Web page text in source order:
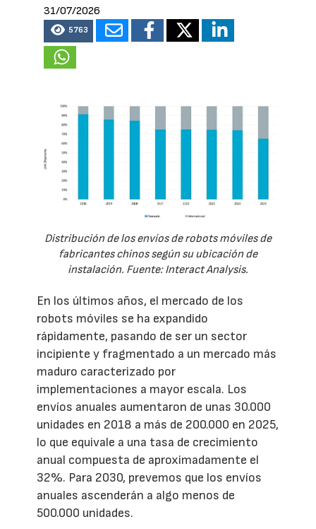
31/07/2026
5763
Distribución de los envíos de robots móviles de
fabricantes chinos según su ubicación de
instalación. Fuente: Interact Analysis.
En los últimos años, el mercado de los
robots móviles se ha expandido
rápidamente, pasando de ser un sector
incipiente y fragmentado a un mercado más
maduro caracterizado por
implementaciones a mayor escala. Los
envíos anuales aumentaron de unas 30.000
unidades en 2018 a más de 200.000 en 2025,
lo que equivale a una tasa de crecimiento
anual compuesta de aproximadamente el
32%. Para 2030, prevemos que los envíos
anuales ascenderán a algo menos de
500.000 unidades.